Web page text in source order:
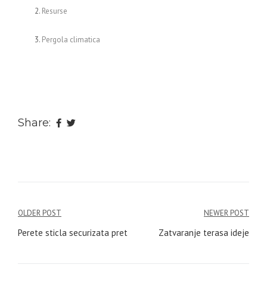
Resurse
Pergola climatica
Share:
Navigare
în
OLDER POST
Perete sticla securizata pret
NEWER POST
Zatvaranje terasa ideje